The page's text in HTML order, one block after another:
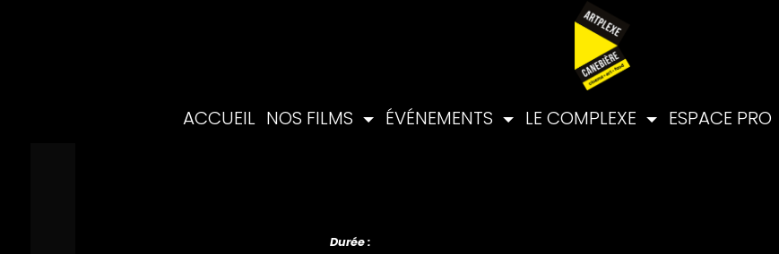
ACCUEIL NOS FILMS ÉVÉNEMENTS LE COMPLEXE ESPACE PRO
Durée :